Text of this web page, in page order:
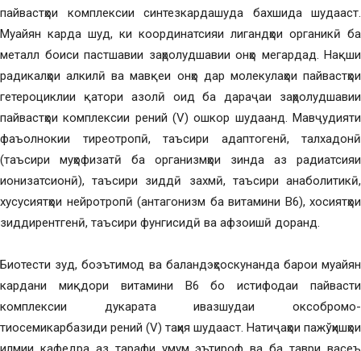
пайвастҳои комплексии синтезкардашуда бахшида шудааст.
Муайян карда шуд, ки координатсияи лигандҳои органикӣ ба
металл боиси пастшавии заҳролудшавии онҳо мегардад. Нақши
радикалҳои алкилӣ ва мавқеи онҳо дар молекулаҳои пайвастҳои
гетероциклии қатори азолӣ оид ба дараҷаи заҳролудшавии
пайвастҳои комплексии рений (V) ошкор шудаанд. Мавҷудияти
фаъолнокии тиреотропӣ, таъсири адаптогенӣ, талхадонӣ
(таъсири муҳофизатӣ ба организмҳои зинда аз радиатсияи
ионизатсионӣ), таъсири зиддӣ захмӣ, таъсири анаболитикӣ,
хусусиятҳои нейротропӣ (антагонизм ба витамини B6), хосиятҳои
зиддирентгенӣ, таъсири фунгисидӣ ва афзоишӣ доранд.
Биотести зуд, боэътимод ва баландэҳсоскунанда барои муайян
кардани миқдори витамини B6 бо истифодаи пайвасти
комплексии дукарата ивазшудаи оксобромо-
тиосемикарбазиди рений (V) таҳия шудааст. Натиҷаҳои пажўҳишҳои